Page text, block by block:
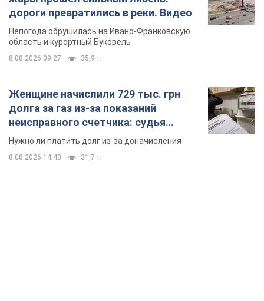
дороги превратились в реки. Видео
Непогода обрушилась на Ивано-Франковскую
область и курортный Буковель
8.08.2026 09:27 35,9 т.
Женщине начислили 729 тыс. грн
долга за газ из-за показаний
неисправного счетчика: судья
вынес неожиданное решение
Нужно ли платить долг из-за доначисления
8.08.2026 14:43 31,7 т.